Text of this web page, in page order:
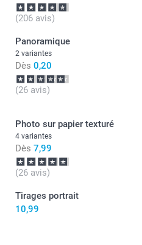
(206 avis)
Panoramique
2 variantes
Dès 0,20
(26 avis)
Photo sur papier texturé
4 variantes
Dès 7,99
(26 avis)
Tirages portrait
10,99